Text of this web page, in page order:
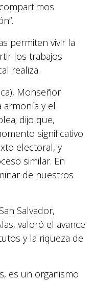
permiten vivir la
los trabajos
realiza.
Monseñor
armonía y el
dijo que,
significativo
electoral, y
similar. En
de nuestros
Salvador,
valoró el avance
y la riqueza de
es un organismo